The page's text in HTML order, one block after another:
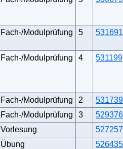
Fach-/Modulprüfung 5 531691
Fach-/Modulprüfung 4 531199
Fach-/Modulprüfung 2
531739
Fach-/Modulprüfung
3
529376
Vorlesung
527257
Übung
526435